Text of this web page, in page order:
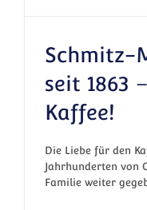
Schmitz-
Schmitz-
seit 1863
Kaffee!
Die Liebe für den
Jahrhunderten von
Familie weiter